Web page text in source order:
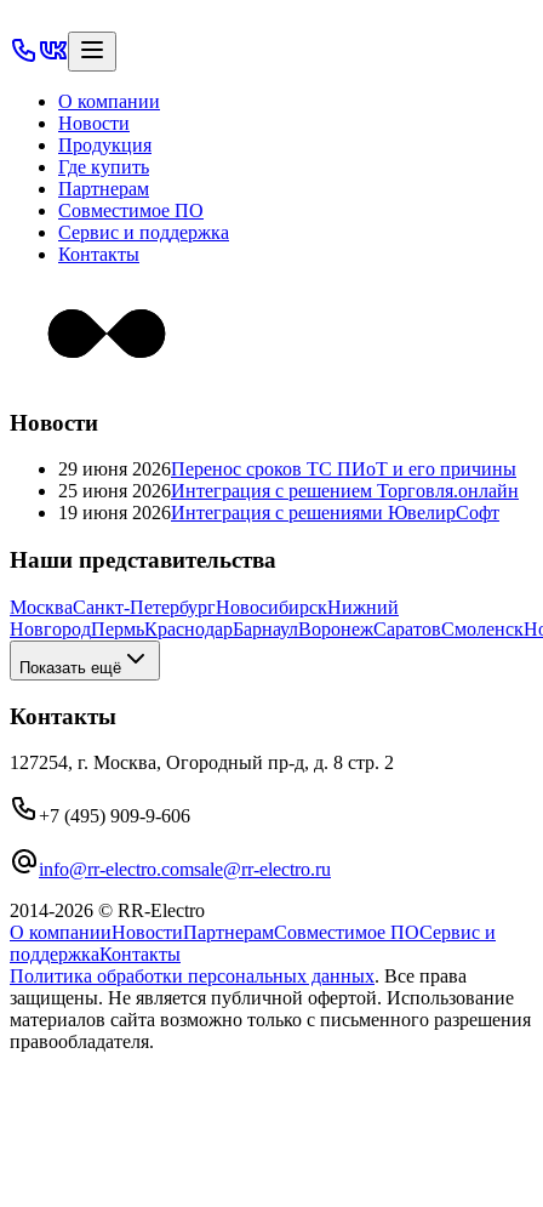
О компании
Новости
Продукция
Где купить
Партнерам
Совместимое ПО
Сервис и поддержка
Контакты
Новости
29 июня 2026Перенос сроков ТС ПИоТ и его причины
25 июня 2026Интеграция с решением Торговля.онлайн
19 июня 2026Интеграция с решениями ЮвелирСофт
Наши представительства
МоскваСанкт-ПетербургНовосибирскНижний
НовгородПермьКраснодарБарнаулВоронежСаратовСмоленск
Показать ещё
Контакты
127254, г. Москва, Огородный пр-д, д. 8 стр. 2
+7 (495) 909-9-606
info@rr-electro.comsale@rr-electro.ru
2014-2026 © RR-Electro
О компанииНовостиПартнерамСовместимое ПОСервис и
поддержкаКонтакты
Политика обработки персональных данных. Все права
защищены. Не является публичной офертой. Использование
материалов сайта возможно только с письменного разрешения
правообладателя.